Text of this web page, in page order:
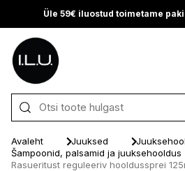
Üle 59€ iluostud toimetame
Otse sisu juurde
Avaleht Juuksed
Šampoonid, palsamid ja juuksehooldus
Rasueritust reguleeriv hooldussprei